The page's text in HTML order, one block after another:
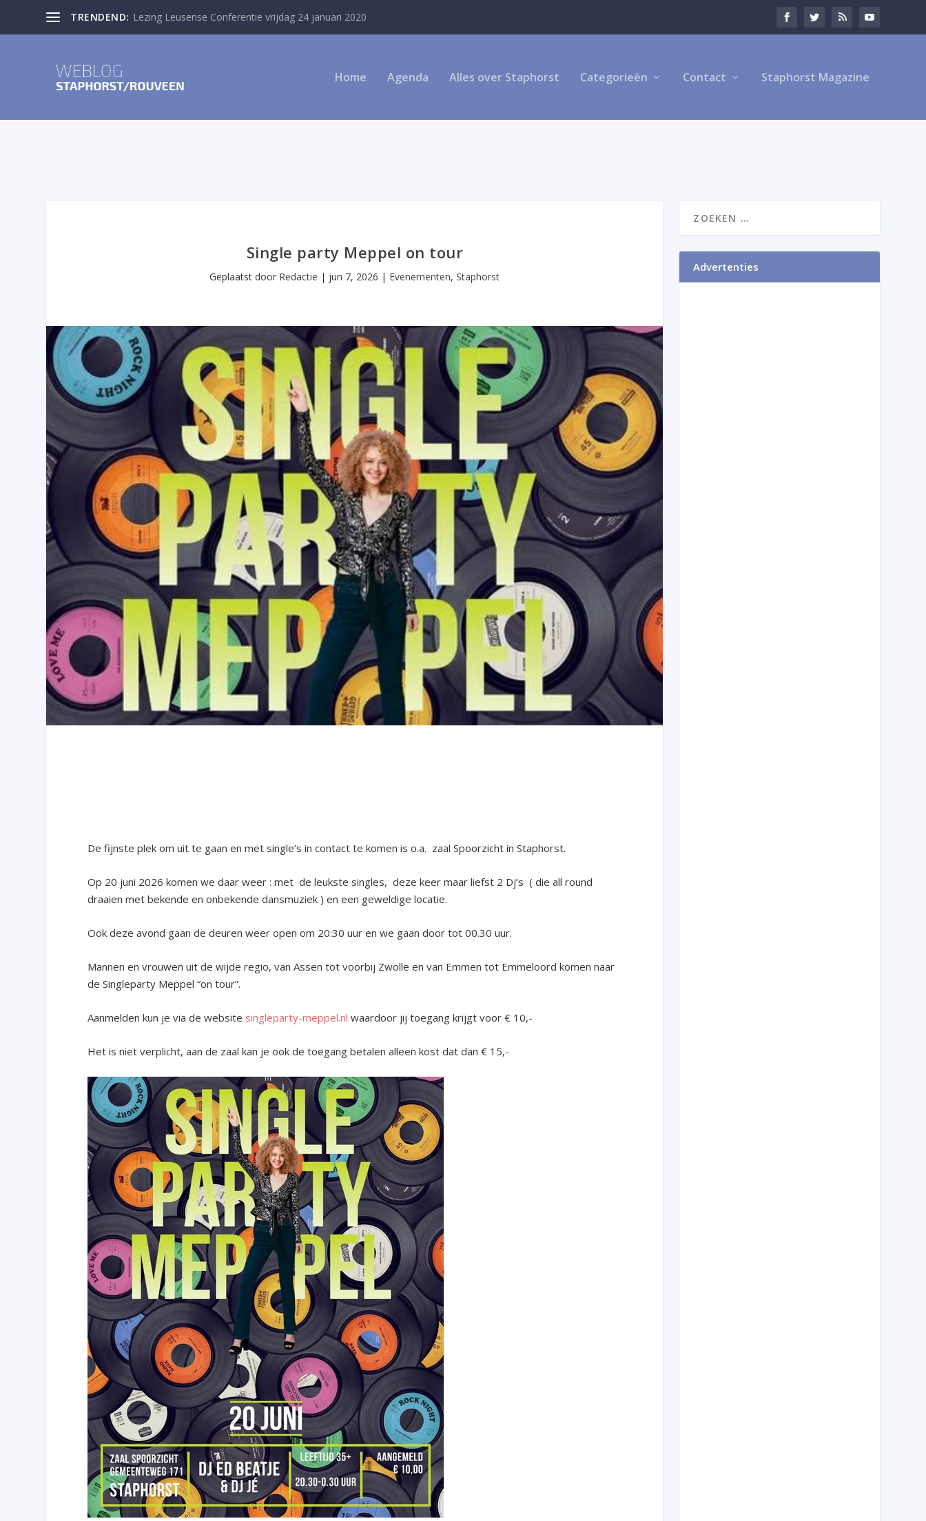
TRENDEND: Lezing Leusense Conferentie vrijdag 24 januari 2020
Home Agenda Alles over Staphorst Categorieën Contact Staphorst Magazine
Single party Meppel on tour
Geplaatst door Redactie | jun 7, 2026 | Evenementen,Staphorst
De fijnste plek om uit te gaan en met single’s in contact te komen is o.a. zaal Spoorzicht in Staphorst.
Op 20 juni 2026 komen we daar weer : met de leukste singles, deze keer maar liefst 2 Dj’s ( die all round
draaien met bekende en onbekende dansmuziek ) en een geweldige locatie.
Ook deze avond gaan de deuren weer open om 20:30 uur en we gaan door tot 00.30 uur.
Mannen en vrouwen uit de wijde regio, van Assen tot voorbij Zwolle en van Emmen tot Emmeloord komen naar
de Singleparty Meppel “on tour”.
Aanmelden kun je via de website singleparty-meppel.nl waardoor jij toegang krijgt voor € 10,-
Het is niet verplicht, aan de zaal kan je ook de toegang betalen alleen kost dat dan € 15,-
Advertenties